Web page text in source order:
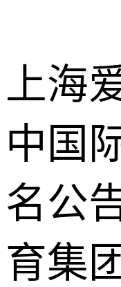
上海
中国
名公
育集